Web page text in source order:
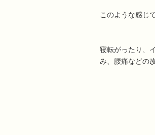
このような感じで
寝転がったり、
み、腰痛などの